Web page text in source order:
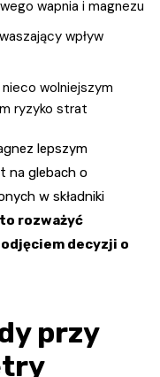
wapnia i magnezu
wpływ
wolniejszym
ryzyko strat
lepszym
na glebach o
w składniki
rozważyć
decyzji o
przy